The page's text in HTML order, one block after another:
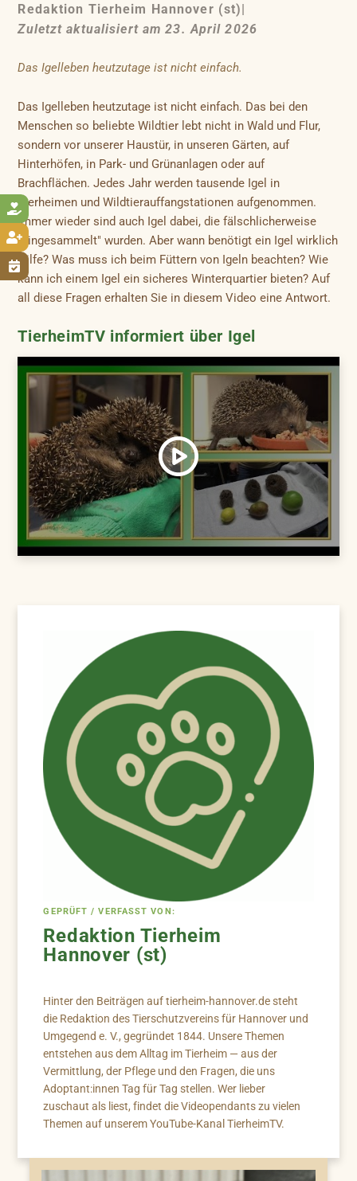



Redaktion Tierheim Hannover (st)|
Zuletzt aktualisiert am 23. April 2026
Das Igelleben heutzutage ist nicht einfach.
Das Igelleben heutzutage ist nicht einfach. Das bei den
Menschen so beliebte Wildtier lebt nicht in Wald und Flur,
sondern vor unserer Haustür, in unseren Gärten, auf
Hinterhöfen, in Park- und Grünanlagen oder auf
Brachflächen. Jedes Jahr werden tausende Igel in
Tierheimen und Wildtierauffangstationen aufgenommen.
Immer wieder sind auch Igel dabei, die fälschlicherweise
"eingesammelt" wurden. Aber wann benötigt ein Igel wirklich
Hilfe? Was muss ich beim Füttern von Igeln beachten? Wie
kann ich einem Igel ein sicheres Winterquartier bieten? Auf
all diese Fragen erhalten Sie in diesem Video eine Antwort.
TierheimTV informiert über Igel
GEPRÜFT / VERFASST VON:
Redaktion Tierheim
Hannover (st)
Hinter den Beiträgen auf tierheim-hannover.de steht
die Redaktion des Tierschutzvereins für Hannover und
Umgegend e. V., gegründet 1844. Unsere Themen
entstehen aus dem Alltag im Tierheim — aus der
Vermittlung, der Pflege und den Fragen, die uns
Adoptant:innen Tag für Tag stellen. Wer lieber
zuschaut als liest, findet die Videopendants zu vielen
Themen auf unserem YouTube-Kanal TierheimTV.